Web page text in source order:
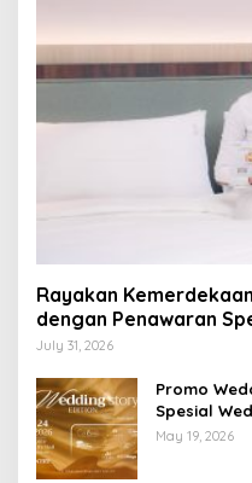
Rayakan
dengan Penawaran
Holiday Inn Lampung
July 31, 2026
Promo
Spesial
Swiss-
May 19, 2026